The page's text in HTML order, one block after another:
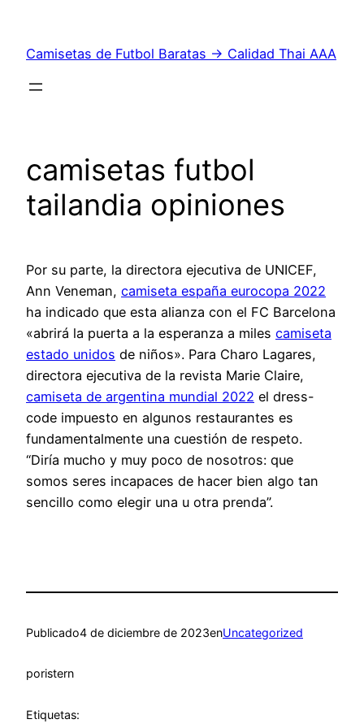
contenido
Camisetas de Futbol Baratas → Calidad Thai AAA
camisetas futbol
tailandia opiniones
Por su parte, la directora ejecutiva de UNICEF,
Ann Veneman, camiseta españa eurocopa 2022
ha indicado que esta alianza con el FC Barcelona
«abrirá la puerta a la esperanza a miles camiseta
estado unidos de niños». Para Charo Lagares,
directora ejecutiva de la revista Marie Claire,
camiseta de argentina mundial 2022 el dress-
code impuesto en algunos restaurantes es
fundamentalmente una cuestión de respeto.
“Diría mucho y muy poco de nosotros: que
somos seres incapaces de hacer bien algo tan
sencillo como elegir una u otra prenda”.
Publicado4 de diciembre de 2023enUncategorized
poristern
Etiquetas: